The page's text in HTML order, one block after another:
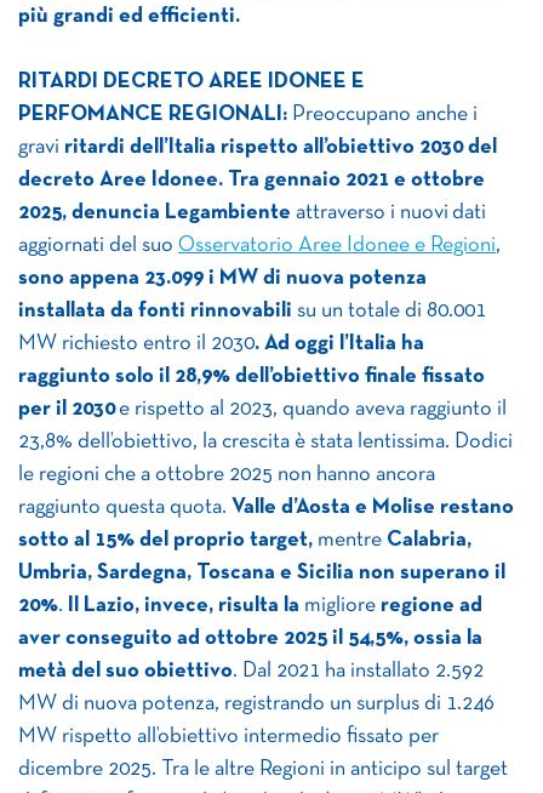
più grandi ed efficienti.
RITARDI DECRETO AREE IDONEE E
PERFOMANCE REGIONALI: Preoccupano anche i
gravi ritardi dell’Italia rispetto all’obiettivo 2030 del
decreto Aree Idonee. Tra gennaio 2021 e ottobre
2025, denuncia Legambiente attraverso i nuovi dati
aggiornati del suo Osservatorio Aree Idonee e Regioni,
sono appena 23.099 i MW di nuova potenza
installata da fonti rinnovabili su un totale di 80.001
MW richiesto entro il 2030. Ad oggi l’Italia ha
raggiunto solo il 28,9% dell’obiettivo finale fissato
per il 2030e rispetto al 2023, quando aveva raggiunto il
23,8% dell’obiettivo, la crescita è stata lentissima. Dodici
le regioni che a ottobre 2025 non hanno ancora
raggiunto questa quota. Valle d’Aosta e Molise restano
sotto al 15% del proprio target, mentre Calabria,
Umbria, Sardegna, Toscana e Sicilia non superano il
20%. Il Lazio, invece, risulta la migliore regione ad
aver conseguito ad ottobre 2025 il 54,5%, ossia la
metà del suo obiettivo. Dal 2021 ha installato 2.592
MW di nuova potenza, registrando un surplus di 1.246
MW rispetto all’obiettivo intermedio fissato per
dicembre 2025. Tra le altre Regioni in anticipo sul target